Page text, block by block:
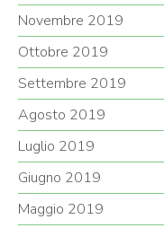
Novembre 2019
Ottobre 2019
Settembre 2019
Agosto 2019
Luglio 2019
Giugno 2019
Maggio 2019